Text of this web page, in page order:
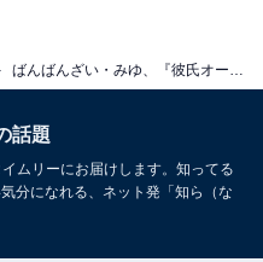
話題
ムリーにお届けします。知ってる
分になれる、ネット発「知ら（な